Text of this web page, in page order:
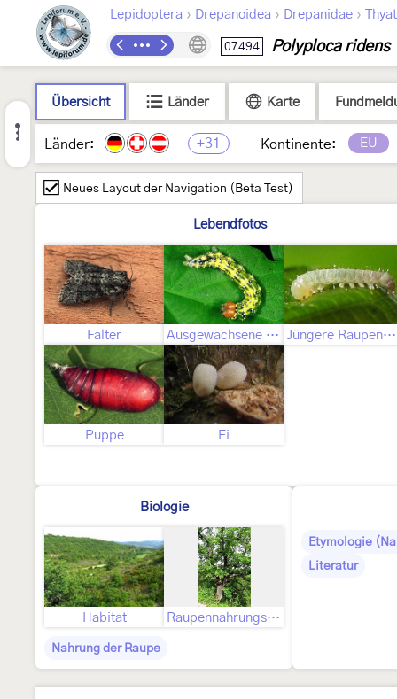
Lepidoptera › Drepanoidea › Drepanidae ›
07494 Polyploca ridens
Übersicht Länder Karte
Länder: +31 Kontinente: EU
Neues Layout der Navigation (Beta Test)
Lebendfotos
Falter Ausgewachsene Raupe Jüngere Raupenstadien
Puppe Ei
Biologie
Habitat Raupennahrungspflanzen
Nahrung der Raupe
Etymologie
Literatur